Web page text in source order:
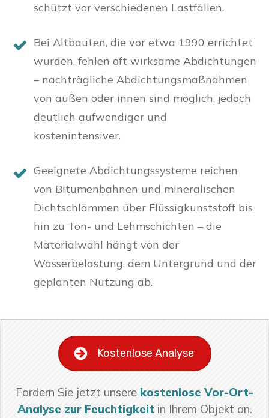
schützt vor verschiedenen Lastfällen.
Bei Altbauten, die vor etwa 1990 errichtet
wurden, fehlen oft wirksame Abdichtungen
– nachträgliche Abdichtungsmaßnahmen
von außen oder innen sind möglich, jedoch
deutlich aufwendiger und
kostenintensiver.
Geeignete Abdichtungssysteme reichen
von Bitumenbahnen und mineralischen
Dichtschlämmen über Flüssigkunststoff bis
hin zu Ton- und Lehmschichten – die
Materialwahl hängt von der
Wasserbelastung, dem Untergrund und der
geplanten Nutzung ab.
Kostenlose Analyse
Fordern Sie jetzt unsere kostenlose Vor-Ort-
Analyse zur Feuchtigkeit in Ihrem Objekt an.